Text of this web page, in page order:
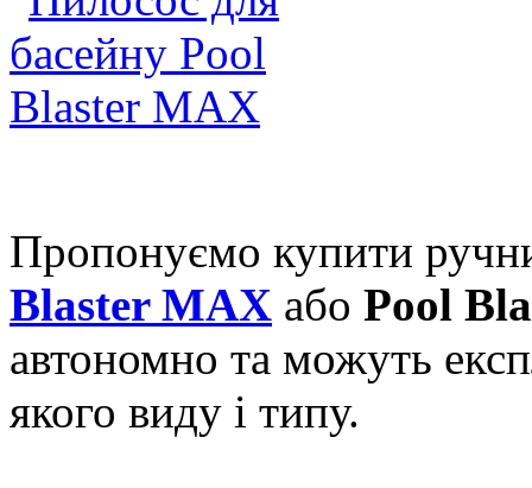
Пропонуємо купити
Blaster MAX або Pool
автономно та можуть
якого виду і типу.